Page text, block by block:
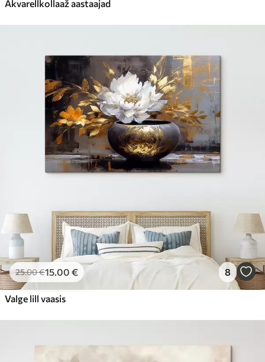
Akvarellkollaaž aastaajad
25.00€15.00 € 8
Valge lill vaasis